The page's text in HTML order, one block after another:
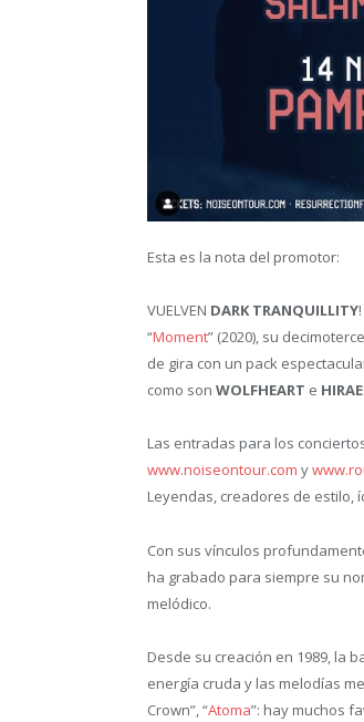
Esta es la nota del promotor:
VUELVEN DARK TRANQUILLITY
“Moment” (2020), su
de gira con un pack
como son WOLFHEART e
Las entradas para los
www.noiseontour.com y
Leyendas, creadores de estilo,
Con sus vínculos
ha grabado para siempre su
melódico.
Desde su creación en 1989, la
energía cruda y las melodías
Crown”, “Atoma”: hay muchos